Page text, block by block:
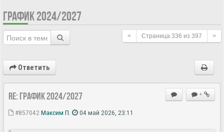
ГРАФИК 2024/2027
< Страница 336 из 397 >
Ответить
+
Re: ГРАФИК 2024/2027
#857042 Максим П. 04 май 2026, 23:11